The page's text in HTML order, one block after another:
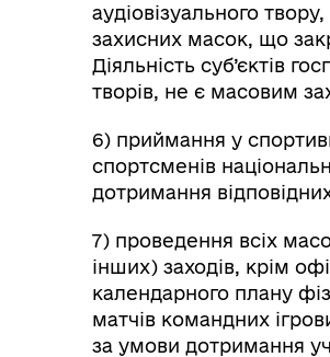
аудіовізуального
захисних масок, що
Діяльність суб’єктів
творів, не є масовим
6) приймання у
спортсменів
дотримання
7) проведення всіх
інших) заходів, крім
календарного плану
матчів командних
за умови дотримання